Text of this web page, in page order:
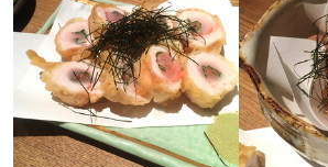
バイト ホールスタッフ
・一生懸命働ける方
・お客さんとの会話を楽しめる方
・意欲的に学ぶ姿勢のある方
お店の採用担当者からのメッセージ
・一生懸命働ける方
・お客さんとの会話を楽しめる方
・意欲的に学ぶ姿勢のある方
お店の採用担当者からのメッセージ
お店の採用担当者からのメッセージ
少しでも興味をお持ちでしたら、ぜひお気